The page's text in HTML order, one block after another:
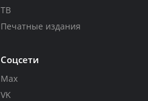
ТВ
Печатные издания
Соцсети
Max
VK